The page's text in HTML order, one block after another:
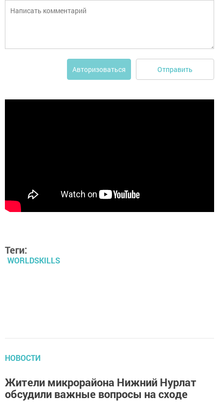
Авторизоваться Отправить
Теги:
WORLDSKILLS
НОВОСТИ
Жители микрорайона Нижний Нурлат
обсудили важные вопросы на сходе